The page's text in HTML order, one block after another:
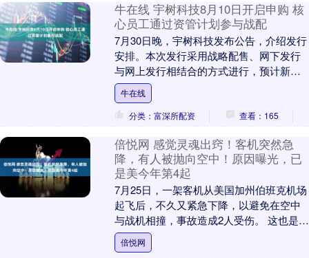
牛在线 宇树科技8月10日开启申购 核
心员工通过资管计划参与战配
7月30日晚，宇树科技发布公告，介绍发行
安排。本次发行采用战略配售、网下发行
与网上发行相结合的方式进行，预计新股
发行数量4044.64万股，拟发行数量占发行
后总....
牛在线
分类：富深所配资
查看：165
倍悦网 感觉灵魂出窍！客机突然急
降，有人被抛向空中！原因曝光，已
是美今年第4起
7月25日，一架客机从美国加州伯班克机场
起飞后，不久又紧急下降，以避免在空中
与战机相撞，事故造成2人受伤。 这也是美
国今年发生的第四起客机与军机直接相撞
或险些相....
倍悦网